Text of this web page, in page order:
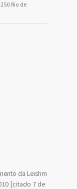
Rio de
da Leishm
[citado 7 de